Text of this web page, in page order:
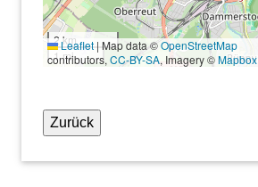
2 km
1 mi
Leaflet|Map data ©OpenStreetMap
contributors, CC-BY-SA, Imagery ©Mapbox
Zurück